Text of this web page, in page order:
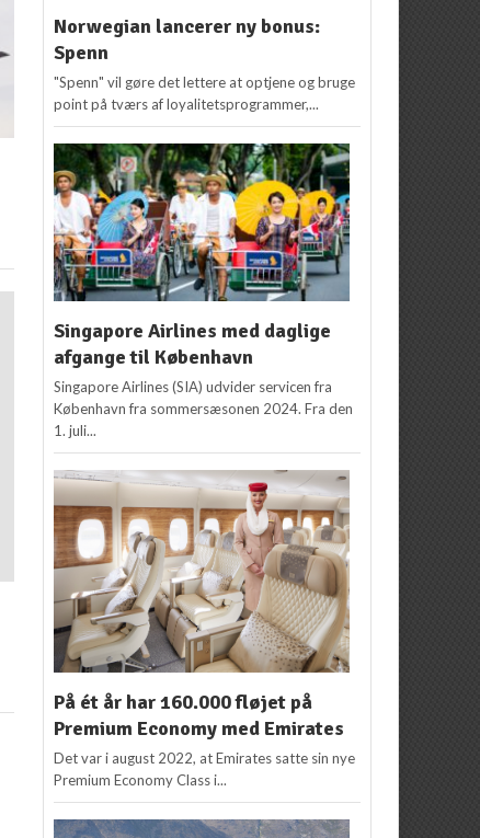
Norwegian lancerer ny bonus:
Spenn
"Spenn" vil gøre det lettere at optjene og bruge
point på tværs af loyalitetsprogrammer,...
Singapore Airlines med daglige
afgange til København
Singapore Airlines (SIA) udvider servicen fra
København fra sommersæsonen 2024. Fra den
1. juli...
På ét år har 160.000 fløjet på
Premium Economy med Emirates
Det var i august 2022, at Emirates satte sin nye
Premium Economy Class i...